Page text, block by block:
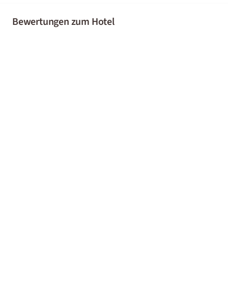
Bewertungen zum Hotel